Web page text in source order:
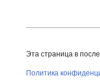
Эта страница в
Политика